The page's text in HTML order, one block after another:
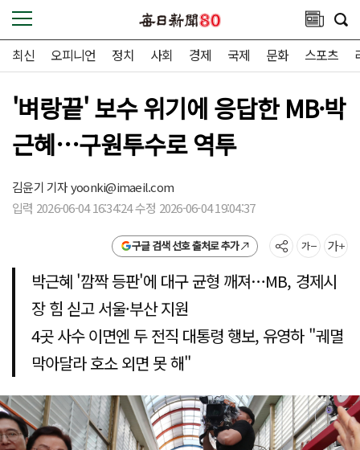
최신 오피니언 정치 사회 경제 국제 문화 스포츠
'벼랑끝' 보수 위기에 응답한 MB·박
근혜…구원투수로 역투
김윤기 기자yoonki@imaeil.com
입력 2026-06-04 16:34:24 수정 2026-06-04 19:04:37
구글 검색 선호 출처로 추가
박근혜 '깜짝 등판'에 대구 균형 깨져…MB, 경제시
장 힘 싣고 서울·부산 지원
4곳 사수 이면엔 두 전직 대통령 행보, 유영하 "궤멸
막아달라 호소 외면 못 해"